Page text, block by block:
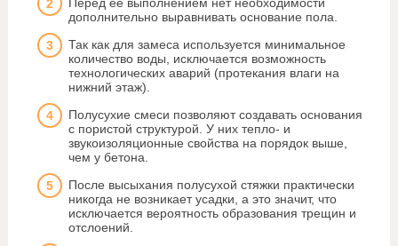
дополнительно выравнивать основание пола.
Так как для замеса используется минимальное
количество воды, исключается возможность
технологических аварий (протекания влаги на
нижний этаж).
Полусухие смеси позволяют создавать основания
с пористой структурой. У них тепло- и
звукоизоляционные свойства на порядок выше,
чем у бетона.
После высыхания полусухой стяжки практически
никогда не возникает усадки, а это значит, что
исключается вероятность образования трещин и
отслоений.